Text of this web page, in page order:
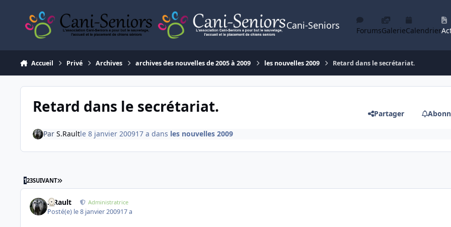
Cani-Seniors ForumsGalerieCalendrier
Accueil Privé Archives archives des nouvelles de 2005 à 2009 les nouvelles 2009 Retard dans le secrétariat.
Retard dans le secrétariat. Partager
Par S.Raultle 8 janvier 200917 a dans les nouvelles 2009
123SUIVANT DERNIÈRE PAGE
S.Rault Administratrice
Posté(e) le 8 janvier 200917 a